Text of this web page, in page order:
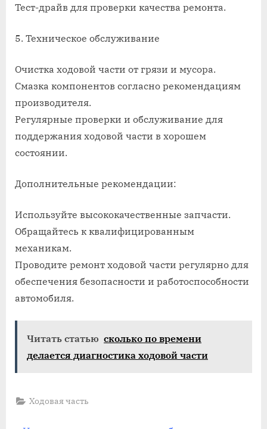
Тест-драйв для проверки качества ремонта.
5. Техническое обслуживание
Очистка ходовой части от грязи и мусора.
Смазка компонентов согласно рекомендациям
производителя.
Регулярные проверки и обслуживание для
поддержания ходовой части в хорошем
состоянии.
Дополнительные рекомендации:
Используйте высококачественные запчасти.
Обращайтесь к квалифицированным
механикам.
Проводите ремонт ходовой части регулярно для
обеспечения безопасности и работоспособности
автомобиля.
Читать статью сколько по времени
делается диагностика ходовой части
Ходовая часть